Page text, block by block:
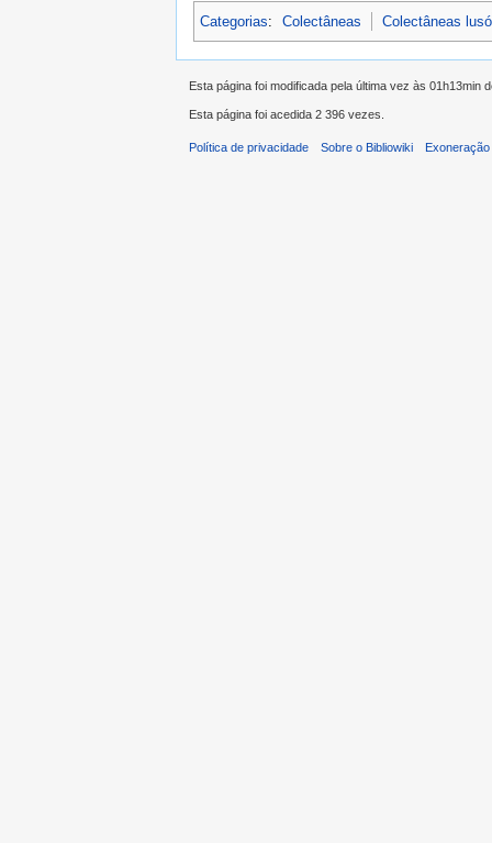
Categorias: Colectâneas Colectâneas
Esta página foi modificada pela última vez às 01h13min
Esta página foi acedida 2 396 vezes.
Política de privacidade Sobre o Bibliowiki